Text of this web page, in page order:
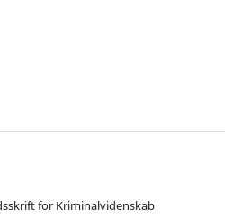
for Kriminalvidenskab